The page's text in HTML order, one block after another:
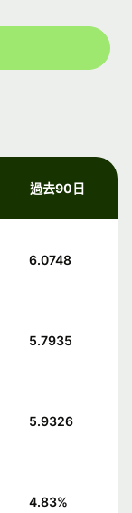
過去90日
6.0748
5.7935
5.9326
4.83%